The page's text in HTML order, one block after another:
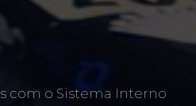
com o Sistema Interno